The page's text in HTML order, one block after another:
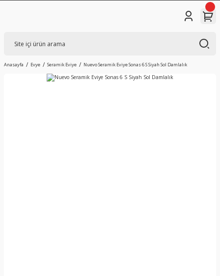
Anasayfa Evye Seramik Eviye Nuevo Seramik Eviye Sonas 6 S Siyah Sol Damlalık